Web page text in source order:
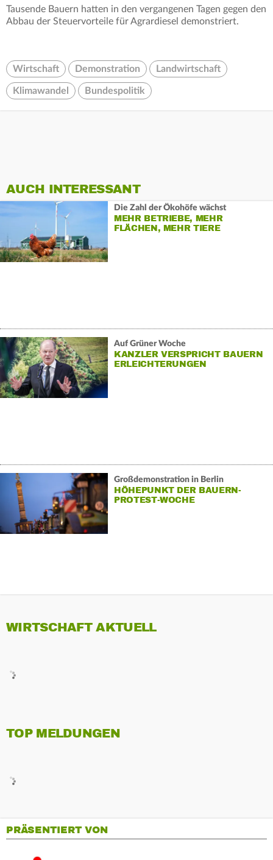
Tausende Bauern hatten in den vergangenen Tagen gegen den
Abbau der Steuervorteile für Agrardiesel demonstriert.
Wirtschaft Demonstration Landwirtschaft
Klimawandel Bundespolitik
AUCH INTERESSANT
Die Zahl der Ökohöfe wächst
MEHR BETRIEBE, MEHR
FLÄCHEN, MEHR TIERE
Auf Grüner Woche
KANZLER VERSPRICHT BAUERN
ERLEICHTERUNGEN
Großdemonstration in Berlin
HÖHEPUNKT DER BAUERN-
PROTEST-WOCHE
WIRTSCHAFT AKTUELL
TOP MELDUNGEN
PRÄSENTIERT VON